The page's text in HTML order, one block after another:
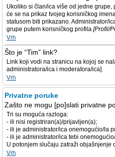
Ukoliko si član/ica više od jedne
će se na prikaz tvojeg korisničkog
statusom biti prikazano. Administrator/
grupe putem korisničkog profila [Profil/
Vrh
Što je “Tim” link?
Link koji vodi na stranicu na kojoj se
administratora/ica i moderatora/ica].
Vrh
Privatne poruke
Zašto ne mogu [po]slati privatne
Tri su moguća razloga:
- ili nisi registriran(a)/prijavljen(a);
- ili je administrator/ica onemogućio/la
- ili je administrator/ica tebi
U potonjem slučaju zatraži objašnjenje
Vrh